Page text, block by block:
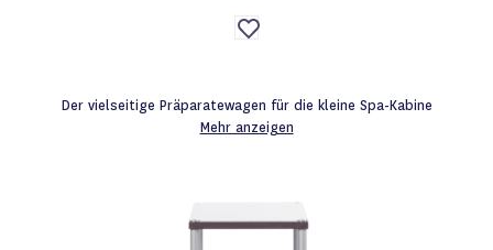
Auf
die
Der vielseitige Präparatewagen für die kleine Spa-Kabine
Mehr anzeigen